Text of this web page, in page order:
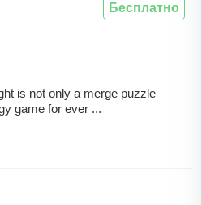
is not only a merge puzzle
game for ever ...
Бесплатно